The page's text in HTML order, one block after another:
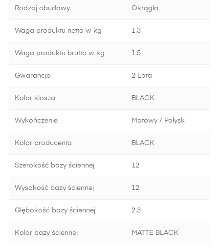
Rodzaj obudowy Okrągła
Waga produktu netto w kg 1.3
Waga produktu brutto w kg 1.5
Gwarancja 2 Lata
Kolor klosza BLACK
Wykończenie Matowy / Połysk
Kolor producenta BLACK
Szerokość bazy ściennej 12
Wysokość bazy ściennej 12
Głębokość bazy ściennej 2.3
Kolor bazy ściennej MATTE BLACK